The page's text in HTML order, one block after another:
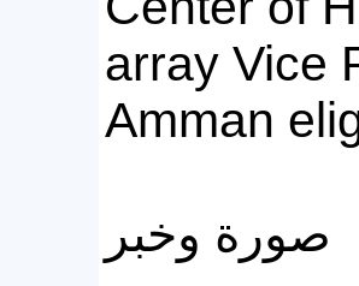
array Vice
Amman
صورة وخبر